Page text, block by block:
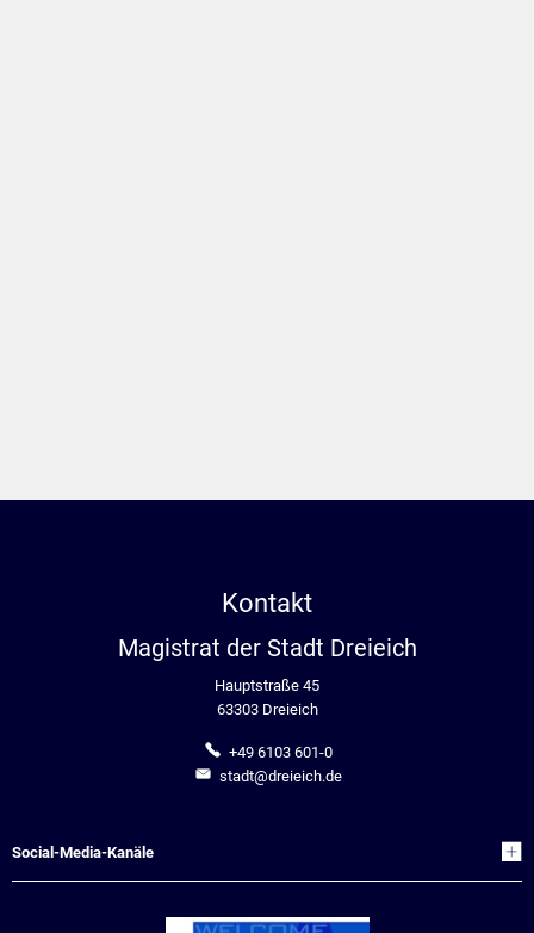
Kontakt
Magistrat der Stadt Dreieich
Hauptstraße 45
63303 Dreieich
+49 6103 601-0
stadt@dreieich.de
Social-Media-Kanäle